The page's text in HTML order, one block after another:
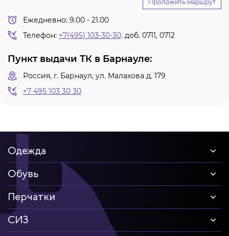
Проложить маршрут
Ежедневно: 9.00 - 21.00
Телефон: +7(495) 103-30-30, доб. 0711, 0712
Пункт выдачи ТК в Барнауле:
Россия, г. Барнаул, ул. Малахова д. 179
+7 495 103 30 30
Одежда
Обувь
Перчатки
СИЗ